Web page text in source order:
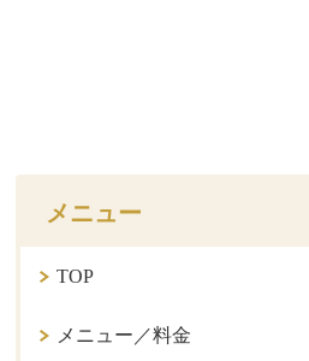
メニュー
TOP
メニュー／料金